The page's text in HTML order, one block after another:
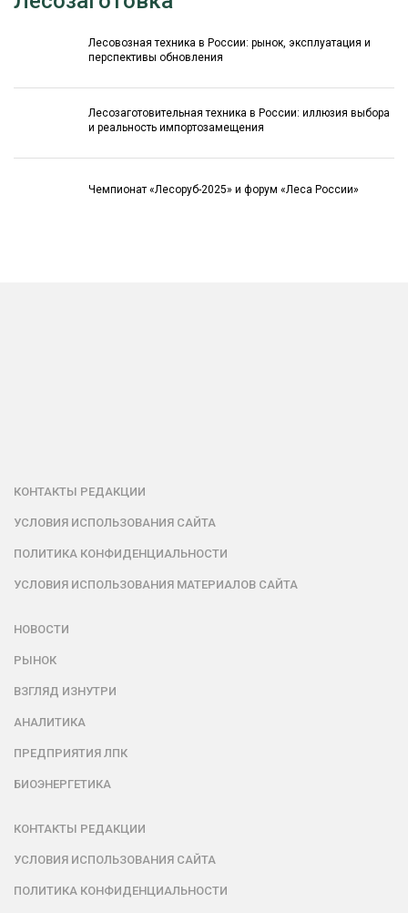
Лесовозная техника в России: рынок, эксплуатация и
перспективы обновления
Лесозаготовительная техника в России: иллюзия выбора
и реальность импортозамещения
Чемпионат «Лесоруб-2025» и форум «Леса России»
КОНТАКТЫ РЕДАКЦИИ
УСЛОВИЯ ИСПОЛЬЗОВАНИЯ САЙТА
ПОЛИТИКА КОНФИДЕНЦИАЛЬНОСТИ
УСЛОВИЯ ИСПОЛЬЗОВАНИЯ МАТЕРИАЛОВ САЙТА
НОВОСТИ
РЫНОК
ВЗГЛЯД ИЗНУТРИ
АНАЛИТИКА
ПРЕДПРИЯТИЯ ЛПК
БИОЭНЕРГЕТИКА
КОНТАКТЫ РЕДАКЦИИ
УСЛОВИЯ ИСПОЛЬЗОВАНИЯ САЙТА
ПОЛИТИКА КОНФИДЕНЦИАЛЬНОСТИ